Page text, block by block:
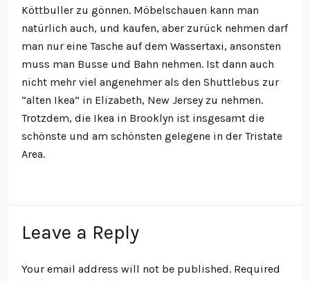
Köttbuller zu gönnen. Möbelschauen kann man
natürlich auch, und kaufen, aber zurück nehmen darf
man nur eine Tasche auf dem Wassertaxi, ansonsten
muss man Busse und Bahn nehmen. Ist dann auch
nicht mehr viel angenehmer als den Shuttlebus zur
“alten Ikea” in Elizabeth, New Jersey zu nehmen.
Trotzdem, die Ikea in Brooklyn ist insgesamt die
schönste und am schönsten gelegene in der Tristate
Area.
Leave a Reply
Your email address will not be published. Required